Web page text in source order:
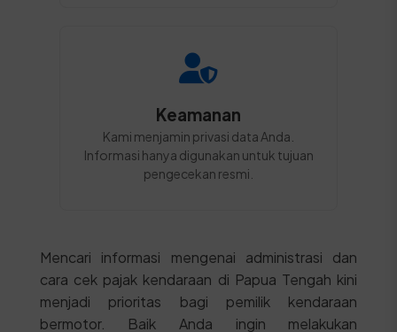
Keamanan
Kami menjamin privasi data Anda.
Informasi hanya digunakan untuk tujuan
pengecekan resmi.
Mencari informasi mengenai administrasi dan
cara cek pajak kendaraan di Papua Tengah kini
menjadi prioritas bagi pemilik kendaraan
bermotor. Baik Anda ingin melakukan